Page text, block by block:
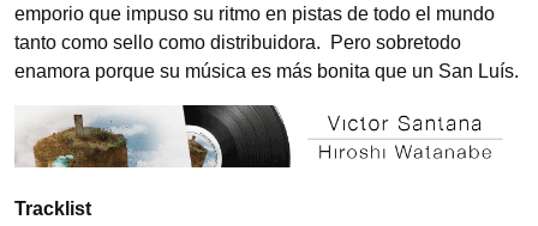
emporio que impuso su ritmo en pistas de todo el mundo
tanto como sello como distribuidora. Pero sobretodo
enamora porque su música es más bonita que un San Luís.
Tracklist